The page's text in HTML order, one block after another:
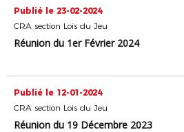
Publié le 23-02-2024
CRA section Lois du Jeu
Réunion du 1er Février 2024
Publié le 12-01-2024
CRA section Lois du Jeu
Réunion du 19 Décembre 2023